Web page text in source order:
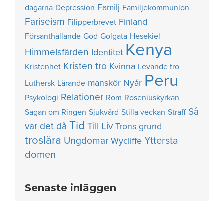
dagarna Depression Familj Familjekommunion
Fariseism Filipperbrevet Finland
Försanthållande God Golgata Hesekiel
Himmelsfärden Identitet Kenya
Kristenhet Kristen tro Kvinna Levande tro
Luthersk Lärande manskör Nyår Peru
Psykologi Relationer Rom Roseniuskyrkan
Sagan om Ringen Sjukvård Stilla veckan Straff Så
var det då Tid Till Liv Trons grund
troslära Ungdomar Wycliffe Yttersta
domen
Senaste inläggen